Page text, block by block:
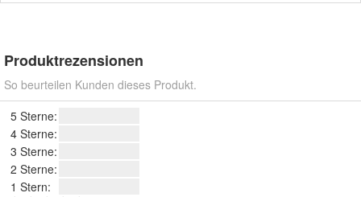
Produktrezensionen
So beurteilen Kunden dieses Produkt.
5 Sterne:
4 Sterne:
3 Sterne:
2 Sterne:
1 Stern: